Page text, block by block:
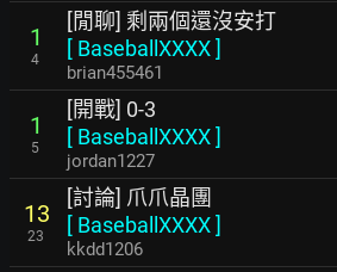
1
4
[閒聊] 剩兩個還沒安打
[ BaseballXXXX]
brian455461
1
5
[開戰] 0-3
[ BaseballXXXX]
jordan1227
13
23
[討論] 爪爪晶團
[ BaseballXXXX]
kkdd1206